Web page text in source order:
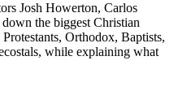
Josh Howerton, Carlos
the biggest Christian
Orthodox, Baptists,
while explaining what